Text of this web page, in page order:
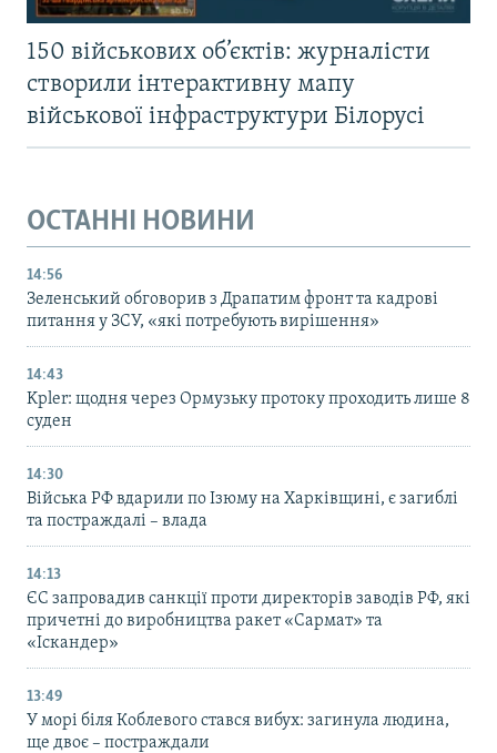
150 військових об’єктів: журналісти
створили інтерактивну мапу
військової інфраструктури Білорусі
ОСТАННІ НОВИНИ
14:56
Зеленський обговорив з Драпатим фронт та кадрові
питання у ЗСУ, «які потребують вирішення»
14:43
Kpler: щодня через Ормузьку протоку проходить лише 8
суден
14:30
Війська РФ вдарили по Ізюму на Харківщині, є загиблі
та постраждалі – влада
14:13
ЄС запровадив санкції проти директорів заводів РФ, які
причетні до виробництва ракет «Сармат» та
«Іскандер»
13:49
У морі біля Коблевого стався вибух: загинула людина,
ще двоє – постраждали